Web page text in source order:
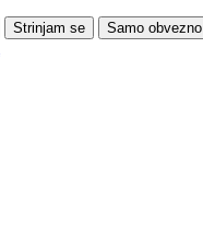
Strinjam se Samo obvezno